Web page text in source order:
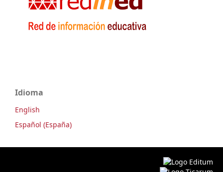
Idioma
English
Español (España)